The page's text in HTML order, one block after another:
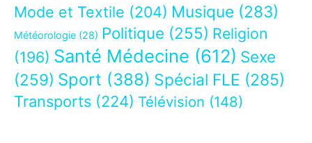
Mode et Textile (204) Musique (283)
Météorologie (28) Politique (255) Religion
(196) Santé Médecine (612) Sexe
(259) Sport (388) Spécial FLE (285)
Transports (224) Télévision (148)